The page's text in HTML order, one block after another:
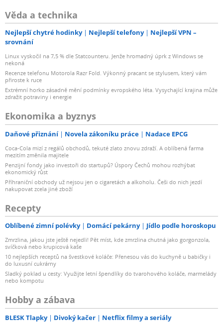
Věda a technika
Nejlepší chytré hodinky Nejlepší telefony
Nejlepší VPN –
srovnání
Linux vyskočil na 7,5 % dle Statcounteru. Jenže hromadný úprk z Windows se
nekoná
Recenze telefonu Motorola Razr Fold. Výkonný pracant se stylusem, který vám
přiroste k ruce
Extrémní horko zásadně mění podmínky evropského léta. Vysychající krajina může
zdražit potraviny i energie
Ekonomika a byznys
Daňové přiznání Novela zákoníku práce Nadace EPCG
Coca-Cola mizí z regálů obchodů, tekuté zlato znovu zdraží. A oblíbená farma
mezitím změnila majitele
Penzijní fondy jako investoři do startupů? Úspory Čechů mohou rozhýbat
ekonomický růst
Příhraniční obchody už nejsou jen o cigaretách a alkoholu. Češi do nich jezdí
nakupovat zcela jiné zboží
Recepty
Oblíbené zimní polévky Domácí pekárny Jídlo podle horoskopu
Zmrzlina, jakou jste ještě nejedli! Pět míst, kde zmrzlina chutná jako gorgonzola,
svíčková nebo krupicová kaše
10 nejlepších receptů na švestkové koláče: Přenesou vás do kuchyně u babičky i
do luxusní cukrárny
Sladký poklad u cesty: Využijte letní špendlíky do tvarohového koláče, marmelády
nebo kompotu
Hobby a zábava
BLESK Tlapky Divoký kačer Netflix filmy a seriály